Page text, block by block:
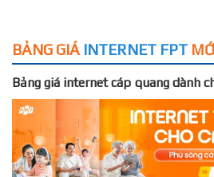
BẢNG GIÁ INTERNET FPT
Bảng giá internet cáp quang dành